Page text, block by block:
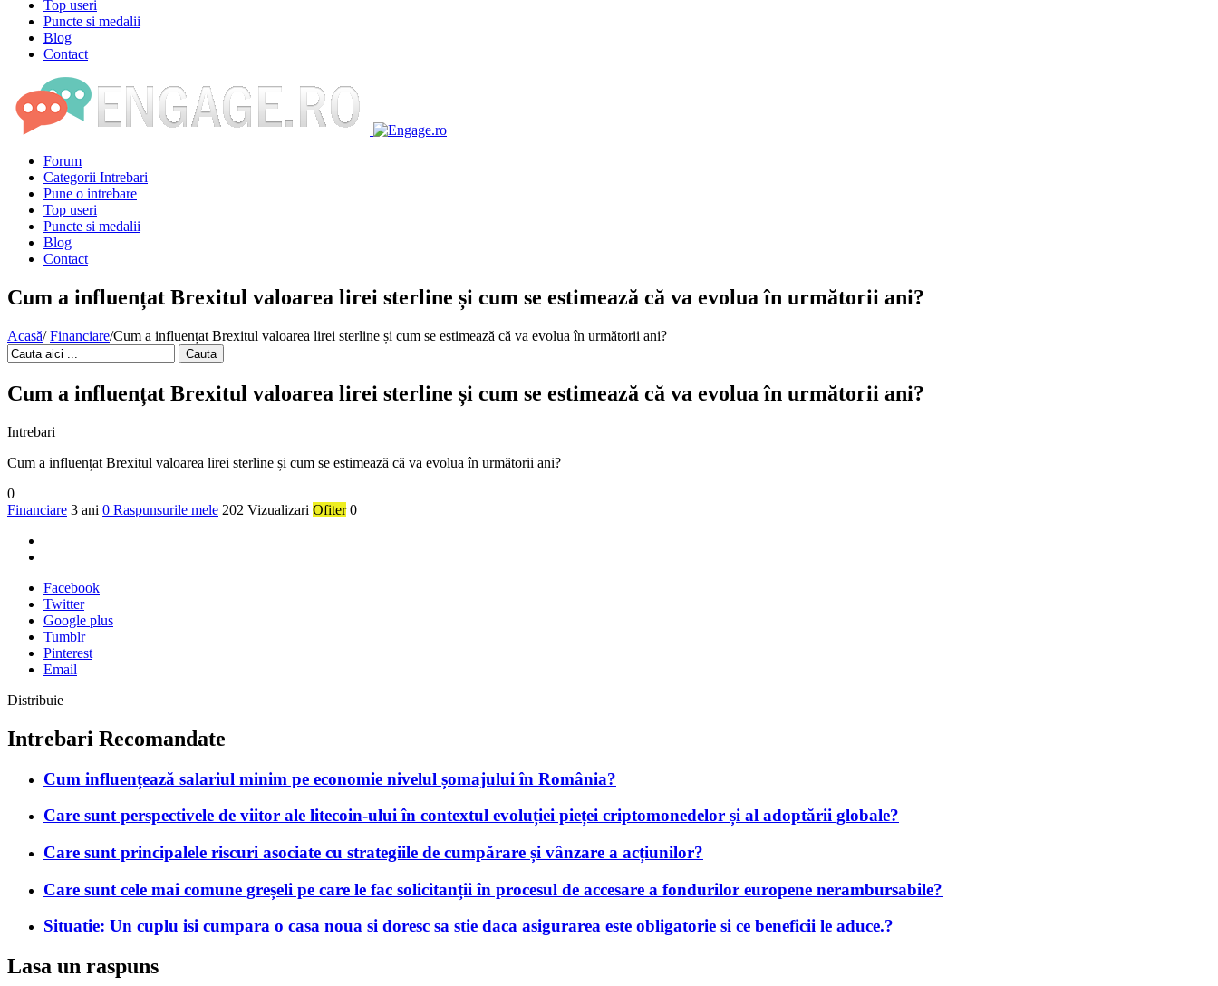
Top useri
Puncte si medalii
Blog
Contact
Forum
Categorii Intrebari
Pune o intrebare
Top useri
Puncte si medalii
Blog
Contact
Cum a influențat Brexitul valoarea lirei sterline și cum se estimează că va evolua în următorii ani?
Acasă/ Financiare/Cum a influențat Brexitul valoarea lirei sterline și cum se estimează că va evolua în următorii ani?
Cauta
Cum a influențat Brexitul valoarea lirei sterline și cum se estimează că va evolua în următorii ani?
Intrebari
Cum a influențat Brexitul valoarea lirei sterline și cum se estimează că va evolua în următorii ani?
0
Financiare 3 ani 0 Raspunsurile mele 202 Vizualizari Ofiter 0
Facebook
Twitter
Google plus
Tumblr
Pinterest
Email
Distribuie
Intrebari Recomandate
Cum influențează salariul minim pe economie nivelul șomajului în România?
Care sunt perspectivele de viitor ale litecoin-ului în contextul evoluției pieței criptomonedelor și al adoptării globale?
Care sunt principalele riscuri asociate cu strategiile de cumpărare și vânzare a acțiunilor?
Care sunt cele mai comune greșeli pe care le fac solicitanții în procesul de accesare a fondurilor europene nerambursabile?
Situatie: Un cuplu isi cumpara o casa noua si doresc sa stie daca asigurarea este obligatorie si ce beneficii le aduce.?
Lasa un raspuns